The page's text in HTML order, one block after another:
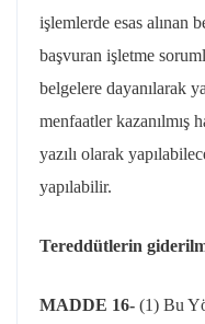
işlemlerde esas alınan
başvuran işletme
belgelere dayanılarak
menfaatler kazanılmış
yazılı olarak
yapılabilir.
Tereddütlerin
MADDE 16- (1) Bu